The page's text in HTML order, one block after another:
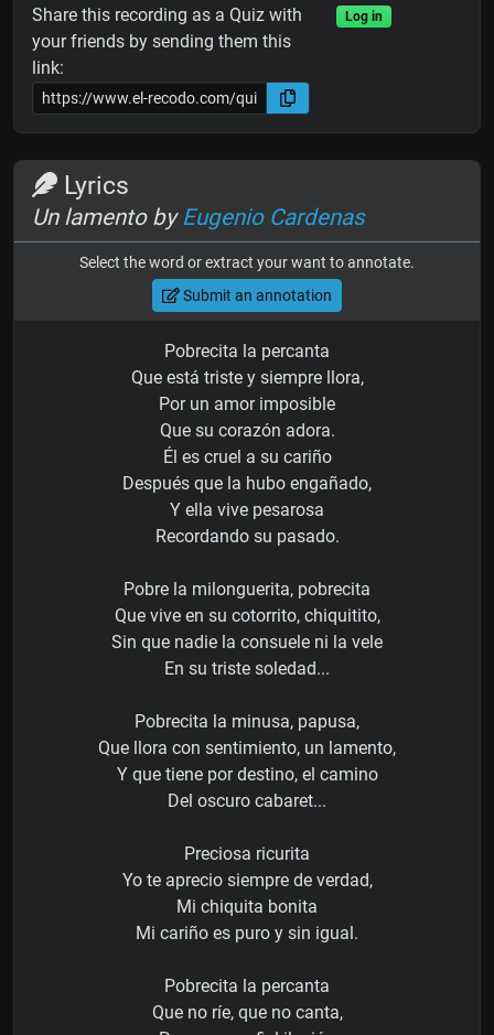
Share this recording as a Quiz with
your friends by sending them this
link:
Log in
Lyrics
Un lamento byEugenio Cardenas
Select the word or extract your want to annotate.
Submit an annotation
Pobrecita la percanta
Que está triste y siempre llora,
Por un amor imposible
Que su corazón adora.
Él es cruel a su cariño
Después que la hubo engañado,
Y ella vive pesarosa
Recordando su pasado.
Pobre la milonguerita, pobrecita
Que vive en su cotorrito, chiquitito,
Sin que nadie la consuele ni la vele
En su triste soledad...
Pobrecita la minusa, papusa,
Que llora con sentimiento, un lamento,
Y que tiene por destino, el camino
Del oscuro cabaret...
Preciosa ricurita
Yo te aprecio siempre de verdad,
Mi chiquita bonita
Mi cariño es puro y sin igual.
Pobrecita la percanta
Que no ríe, que no canta,